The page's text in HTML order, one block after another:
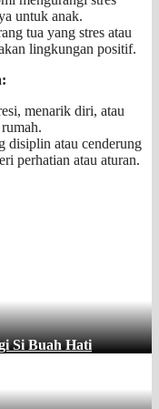
untuk anak.
tua yang stres atau
lingkungan positif.
menarik diri, atau
disiplin atau cenderung
perhatian atau aturan.
Si Buah Hati